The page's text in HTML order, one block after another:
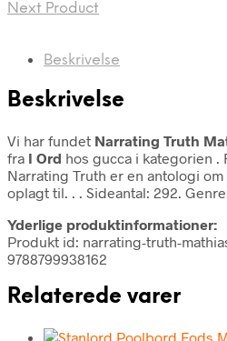
Next Product
Beskrivelse
Beskrivelse
Vi har fundet Narrating Truth
fra I Ord hos gucca i kategorien .
Narrating Truth er en antologi
oplagt til. . . Sideantal: 292.
Yderlige produktinformationer:
Produkt id: narrating-truth-
9788799938162
Relaterede varer